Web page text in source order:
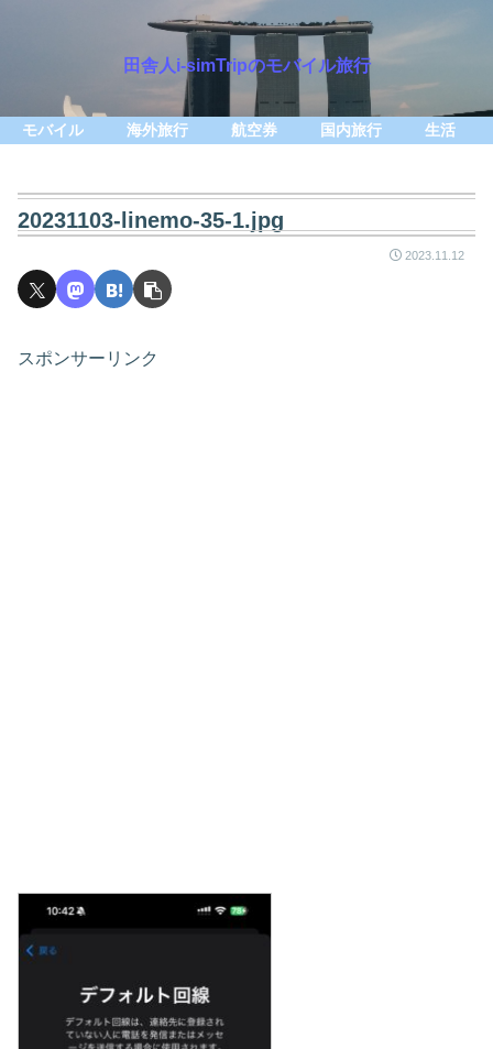
田舎人i-simTripのモバイル旅行
モバイル 海外旅行 航空券 国内旅行 生活
20231103-linemo-35-1.jpg
2023.11.12
スポンサーリンク